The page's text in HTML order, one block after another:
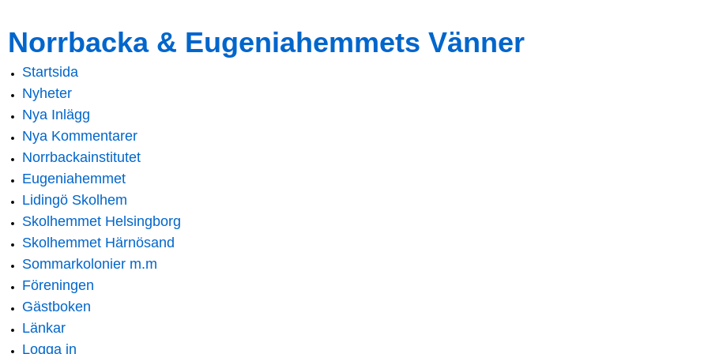
main
content
navigation
Norrbacka & Eugeniahemmets Vänner
Main menu
Startsida
Nyheter
Nya Inlägg
Nya Kommentarer
Norrbackainstitutet
Eugeniahemmet
Lidingö Skolhem
Skolhemmet Helsingborg
Skolhemmet Härnösand
Sommarkolonier m.m
Föreningen
Gästboken
Länkar
Logga in